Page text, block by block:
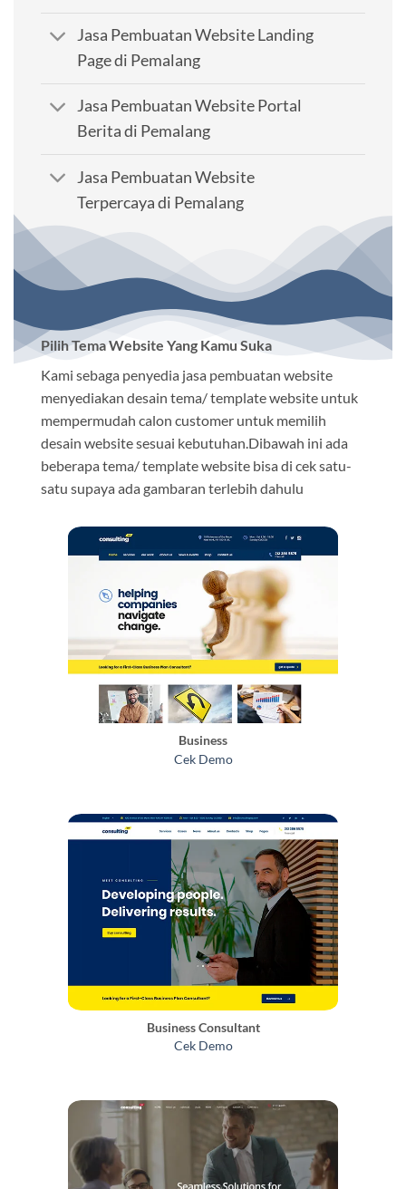
Jasa Pembuatan Website Landing
Page di Pemalang
Jasa Pembuatan Website Portal
Berita di Pemalang
Jasa Pembuatan Website
Terpercaya di Pemalang
Pilih Tema Website Yang Kamu Suka
Kami sebaga penyedia jasa pembuatan website
menyediakan desain tema/ template website untuk
mempermudah calon customer untuk memilih
desain website sesuai kebutuhan.Dibawah ini ada
beberapa tema/ template website bisa di cek satu-
satu supaya ada gambaran terlebih dahulu
Business
Cek Demo
Business Consultant
Cek Demo